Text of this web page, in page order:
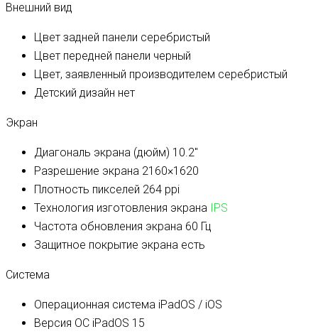
Внешний вид
Цвет задней панели серебристый
Цвет передней панели черный
Цвет, заявленный производителем серебристый
Детский дизайн нет
Экран
Диагональ экрана (дюйм) 10.2″
Разрешение экрана 2160×1620
Плотность пикселей 264 ppi
Технология изготовления экрана IPS
Частота обновления экрана 60 Гц
Защитное покрытие экрана есть
Система
Операционная система iPadOS / iOS
Версия ОС iPadOS 15